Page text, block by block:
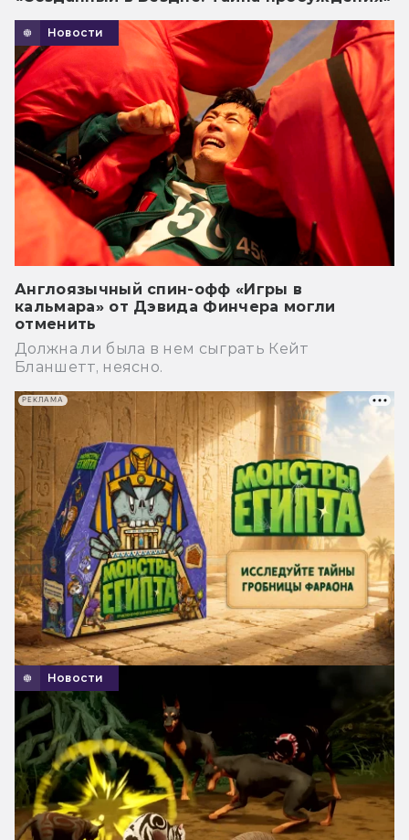
Новости
Англоязычный спин-офф «Игры в
кальмара» от Дэвида Финчера могли
отменить
Должна ли была в нем сыграть Кейт
Бланшетт, неясно.
Новости
РЕКЛАМА